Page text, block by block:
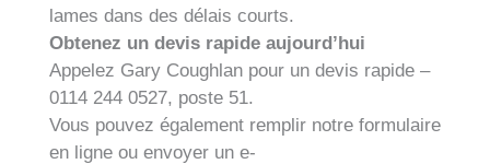
lames dans des délais courts.
Obtenez un devis rapide aujourd’hui
Appelez Gary Coughlan pour un devis rapide –
0114 244 0527, poste 51.
Vous pouvez également remplir notre formulaire
en ligne ou envoyer un e-